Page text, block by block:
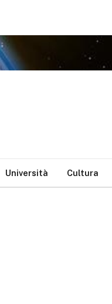
Università Cultura